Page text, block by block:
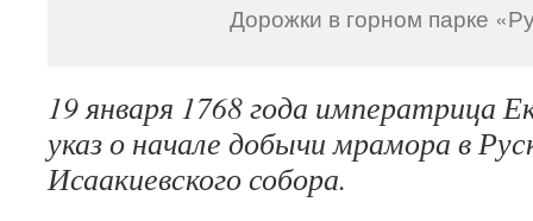
Дорожки в горном парке
19 января 1768 года императрица
указ о начале добычи мрамора в
Исаакиевского собора.